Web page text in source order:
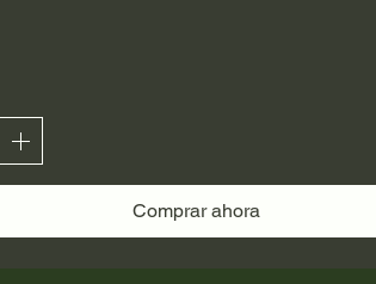
Comprar ahora